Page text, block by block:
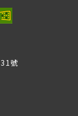
號